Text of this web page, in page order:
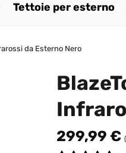
Tettoie per esterno
da Esterno Nero
299,99 €